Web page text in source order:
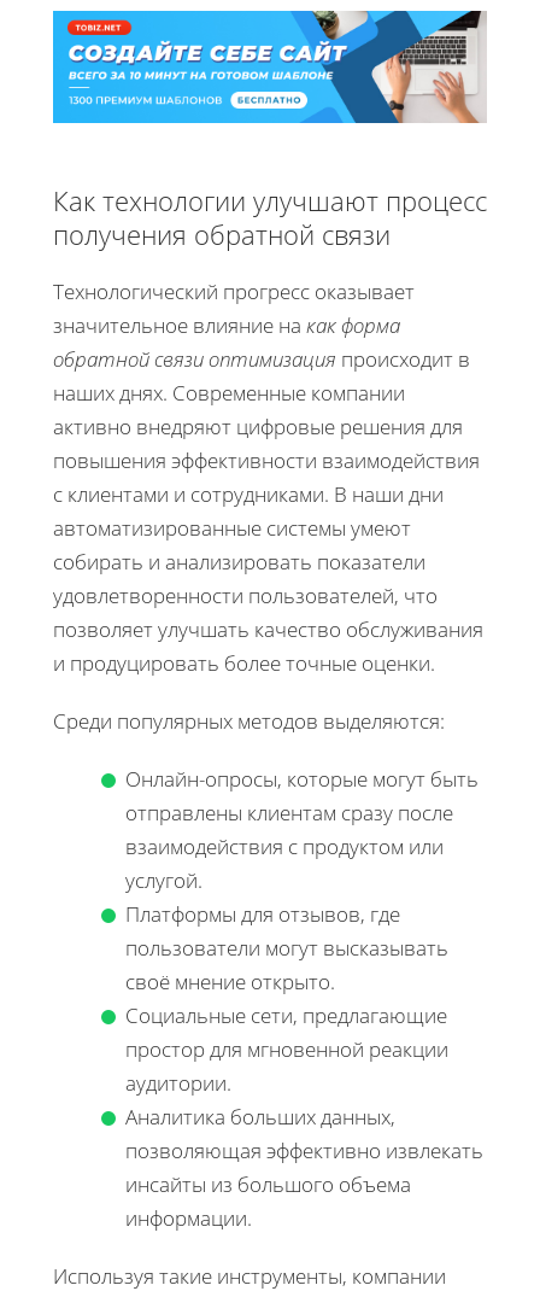
Как технологии улучшают процесс
получения обратной связи
Технологический прогресс оказывает
значительное влияние на как форма
обратной связи оптимизация происходит в
наших днях. Современные компании
активно внедряют цифровые решения для
повышения эффективности взаимодействия
с клиентами и сотрудниками. В наши дни
автоматизированные системы умеют
собирать и анализировать показатели
удовлетворенности пользователей, что
позволяет улучшать качество обслуживания
и продуцировать более точные оценки.
Среди популярных методов выделяются:
Онлайн-опросы, которые могут быть
отправлены клиентам сразу после
взаимодействия с продуктом или
услугой.
Платформы для отзывов, где
пользователи могут высказывать
своё мнение открыто.
Социальные сети, предлагающие
простор для мгновенной реакции
аудитории.
Аналитика больших данных,
позволяющая эффективно извлекать
инсайты из большого объема
информации.
Используя такие инструменты, компании